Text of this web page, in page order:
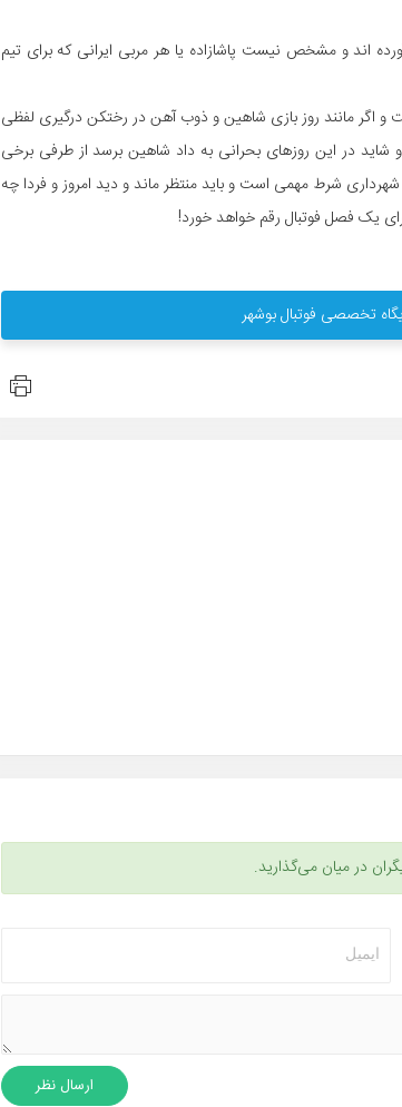
اند و مشخص نیست پاشازاده یا هر مربی ایرانی که برای تیم
و اگر مانند روز بازی شاهین و ذوب آهن در رختکن درگیری لفظی
شاید در این روزهای بحرانی به داد شاهین برسد از طرفی برخی
شرط مهمی است و باید منتظر ماند و دید امروز و فردا چه
یک فصل فوتبال رقم خواهد خورد!
تخصصی فوتبال بوشهر
در میان می‌گذارید.